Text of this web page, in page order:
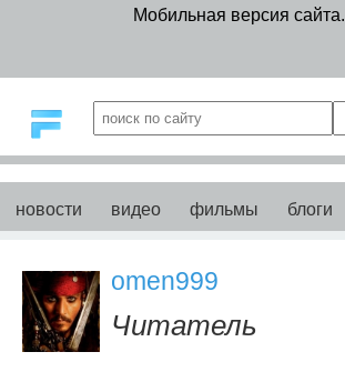
Мобильная версия сайта.
новости видео фильмы блоги
omen999
Читатель